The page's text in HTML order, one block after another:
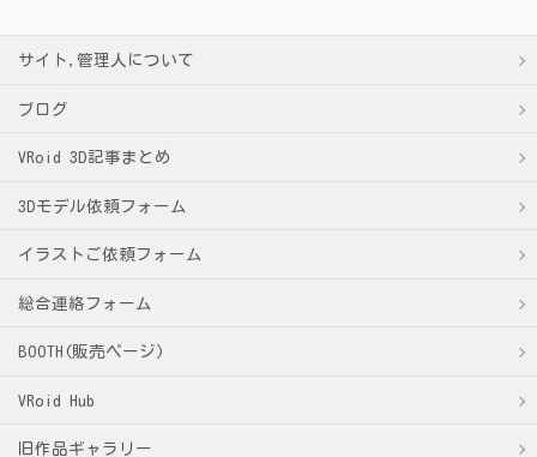
サイト,管理人について
ブログ
VRoid 3D記事まとめ
3Dモデル依頼フォーム
イラストご依頼フォーム
総合連絡フォーム
BOOTH(販売ページ)
VRoid Hub
旧作品ギャラリー